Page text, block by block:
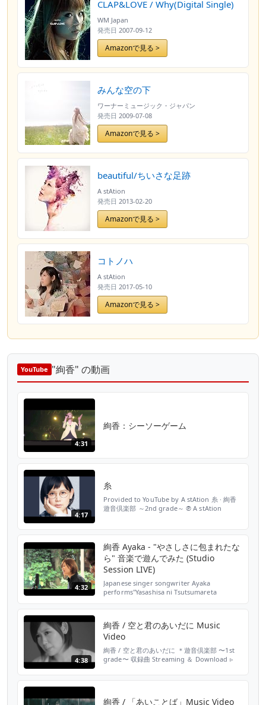
CLAP&LOVE / Why(Digital Single)
WM Japan
発売日 2007-09-12
Amazonで見る >
みんな空の下
ワーナーミュージック・ジャパン
発売日 2009-07-08
Amazonで見る >
beautiful/ちいさな足跡
A stAtion
発売日 2013-02-20
Amazonで見る >
コトノハ
A stAtion
発売日 2017-05-10
Amazonで見る >
YouTube "絢香" の動画
4:31
絢香：シーソーゲーム
4:17
糸
Provided to YouTube by A stAtion 糸 · 絢香
遊音倶楽部 ～2nd grade～ ℗ A stAtion
4:32
絢香 Ayaka - "やさしさに包まれたな
ら" 音楽で遊んでみた (Studio
Session LIVE)
Japanese singer songwriter Ayaka
performs"Yasashisa ni Tsutsumareta
4:38
絢香 / 空と君のあいだに Music
Video
絢香 / 空と君のあいだに ＊遊音倶楽部 〜1st
grade〜 収録曲 Streaming ＆ Download ▹
絢香 / 「あいことば」Music Video